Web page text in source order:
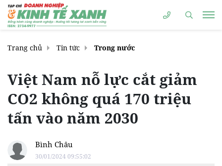
Trang chủ Tin tức Trong nước
Việt Nam nỗ lực cắt giảm
CO2 không quá 170 triệu
tấn vào năm 2030
Bình Châu
30/01/2024 09:55:02